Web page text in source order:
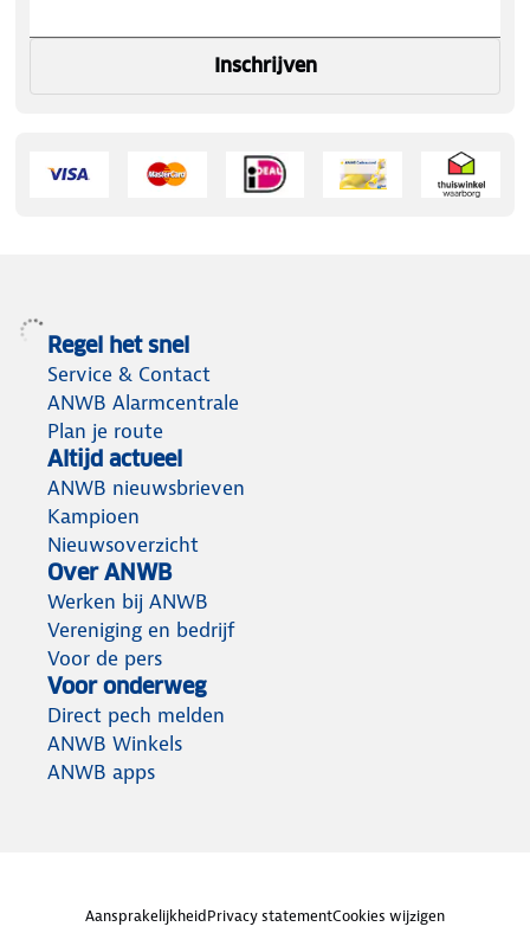
Inschrijven
Regel het snel
Service & Contact
ANWB Alarmcentrale
Plan je route
Altijd actueel
ANWB nieuwsbrieven
Kampioen
Nieuwsoverzicht
Over ANWB
Werken bij ANWB
Vereniging en bedrijf
Voor de pers
Voor onderweg
Direct pech melden
ANWB Winkels
ANWB apps
AansprakelijkheidPrivacy statementCookies wijzigen